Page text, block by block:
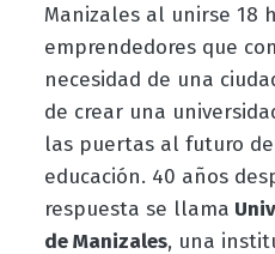
Manizales al unirse 18
emprendedores que
necesidad de una
de crear una
las puertas al futuro
educación. 40 años
respuesta se llama
de Manizales, una